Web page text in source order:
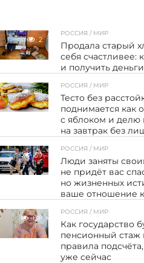
2
РОССИЯ / МИР
Продала старый
себя счастливее:
и получить
88
РОССИЯ / МИР
Тесто без
поднимается как
с яблоком и
на завтрак без
59
РОССИЯ / МИР
Люди заняты
не придёт вас
но жизненных
ваше отношение
138
РОССИЯ / МИР
Как государство
пенсионный стаж
правила
уже сейчас